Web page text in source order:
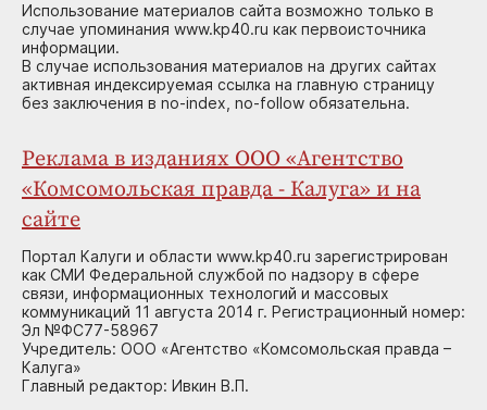
Использование материалов сайта возможно только в
случае упоминания www.kp40.ru как первоисточника
информации.
В случае использования материалов на других сайтах
активная индексируемая ссылка на главную страницу
без заключения в no-index, no-follow обязательна.
Реклама в изданиях ООО «Агентство
«Комсомольская правда - Калуга» и на
сайте
Портал Калуги и области www.kp40.ru зарегистрирован
как СМИ Федеральной службой по надзору в сфере
связи, информационных технологий и массовых
коммуникаций 11 августа 2014 г. Регистрационный номер:
Эл №ФС77-58967
Учредитель: ООО «Агентство «Комсомольская правда –
Калуга»
Главный редактор: Ивкин В.П.